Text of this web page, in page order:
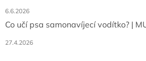
6.6.2026
Co učí psa samonavíjecí vodítko? |
27.4.2026